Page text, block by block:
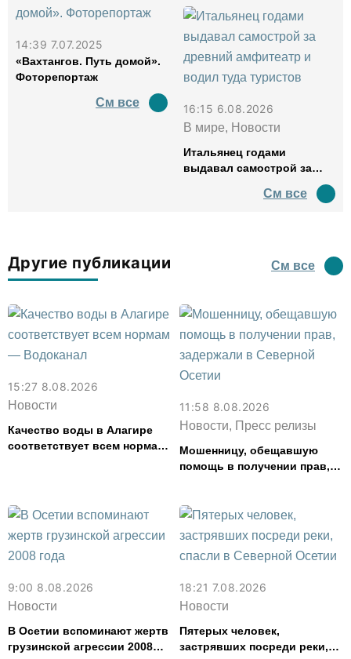
14:39 7.07.2025
«Вахтангов. Путь домой».
Фоторепортаж
См все
16:15 6.08.2026
В мире, Новости
Итальянец годами
выдавал самострой за
водил туда туристов
См все
Другие публикации См все
15:27 8.08.2026
Новости
Качество воды в Алагире
соответствует всем нормам
11:58 8.08.2026
Новости, Пресс релизы
Мошенницу, обещавшую
помощь в получении прав,
9:00 8.08.2026
Новости
В Осетии вспоминают жертв
грузинской агрессии 2008
18:21 7.08.2026
Новости
Пятерых человек,
застрявших посреди реки,